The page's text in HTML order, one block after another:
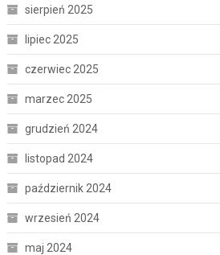
sierpień 2025
lipiec 2025
czerwiec 2025
marzec 2025
grudzień 2024
listopad 2024
październik 2024
wrzesień 2024
maj 2024